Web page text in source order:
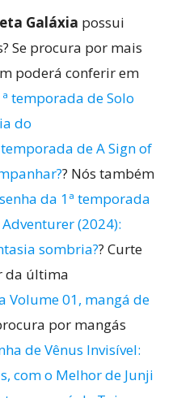
Galáxia possui
Se procura por mais
poderá conferir em
temporada de Solo
do
temporada de A Sign of
? Nós também
da 1ª temporada
(2024):
sombria?? Curte
da última
Volume 01, mangá de
por mangás
de Vênus Invisível:
com o Melhor de Junji